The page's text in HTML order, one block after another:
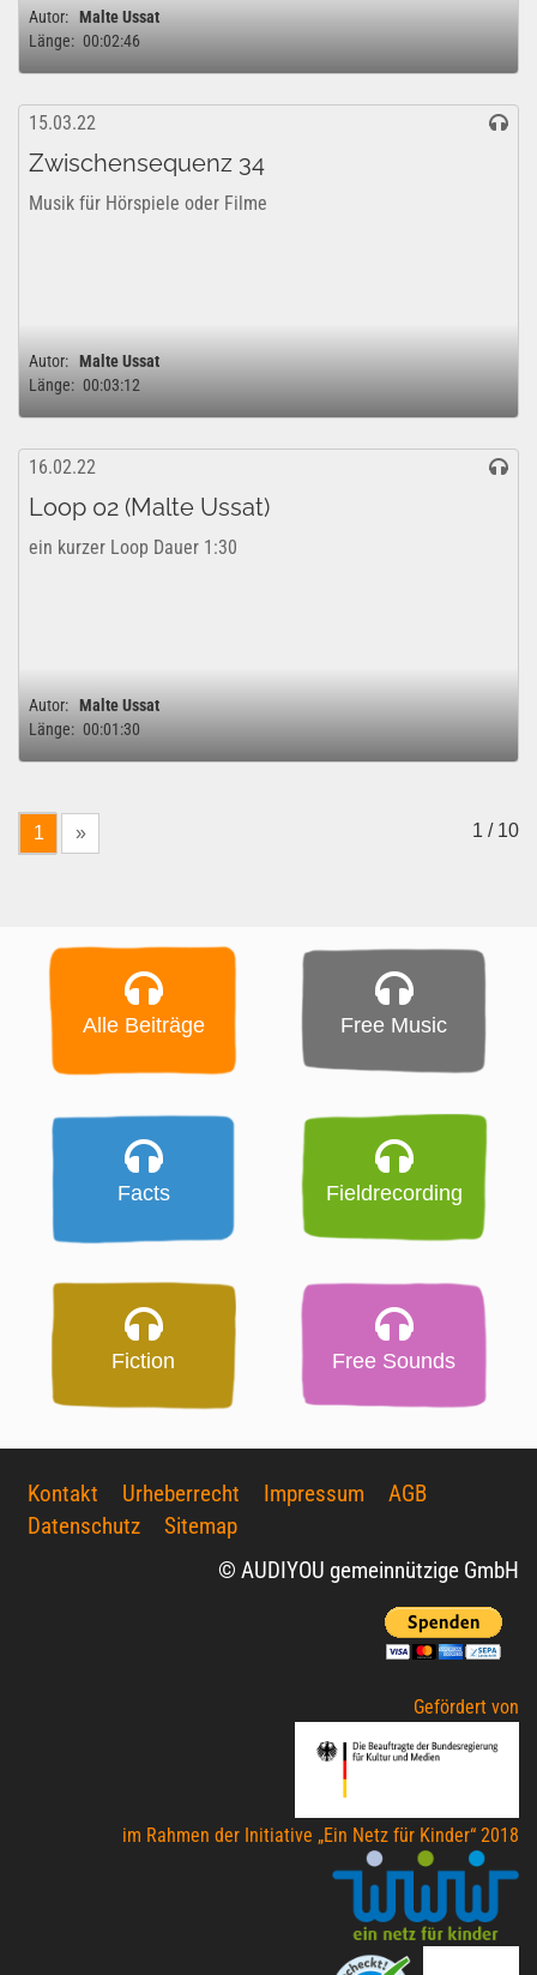
Autor: Malte Ussat
Länge: 00:02:46
15.03.22
Zwischensequenz 34
Musik für Hörspiele oder Filme
Autor: Malte Ussat
Länge: 00:03:12
16.02.22
Loop 02 (Malte Ussat)
ein kurzer Loop Dauer 1:30
Autor: Malte Ussat
Länge: 00:01:30
1 » 1 / 10
Alle Beiträge Free Music
Facts Fieldrecording
Fiction Free Sounds
Kontakt Urheberrecht Impressum
AGB
Datenschutz
Sitemap
© AUDIYOU gemeinnützige GmbH
Gefördert von
im Rahmen der Initiative „Ein Netz für Kinder“ 2018